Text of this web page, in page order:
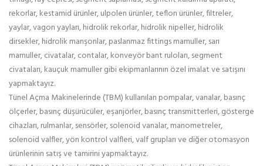
rekorlar, kestamid ürünler, ulpolen ürünler, teflon ürünler, filtreler,
yaylar, vagon yayları, hidrolik rekorlar, hidrolik nipeller, hidrolik
dirsekler, hidrolik manşonlar, paslanmaz fittings mamuller, sarı
mamuller, civatalar, contalar, konveyör bant ruloları, segment
civataları, kauçuk mamuller gibi ekipmanlarının özel imalat ve satışını
yapmaktayız.
Tünel Açma Makinelerinde (TBM) kullanılan pompalar, vanalar, basınç
ölçerler, basınç düşürücüler, eşanjörler, basınç transmitterleri, gösterge
cihazları, rulmanlar, sensörler, solenoid vanalar, manometreler,
solenoid valfler, yön kontrol valfleri, valf grupları ve diğer otomasyon
ürünlerinin satış ve tamirini yapmaktayız.